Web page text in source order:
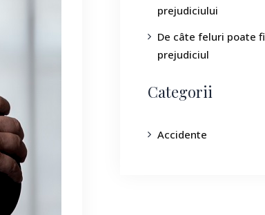
prejudiciului
De câte feluri poate fi
prejudiciul
Categorii
Accidente